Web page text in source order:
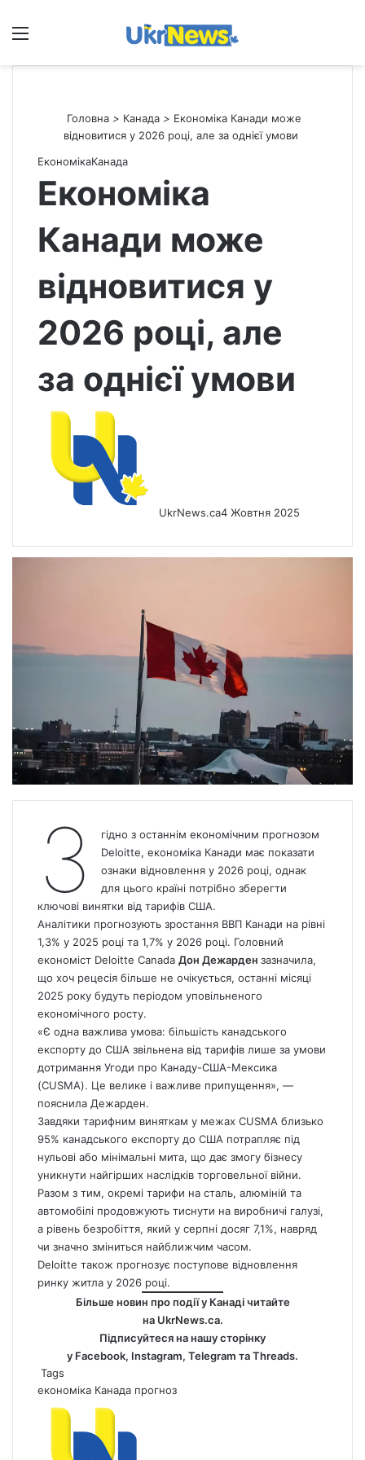
Меню
Головна > Канада > Економіка Канади може
відновитися у 2026 році, але за однієї умови
ЕкономікаКанада
Економіка
Канади може
відновитися у
2026 році, але
за однієї умови
UkrNews.ca4 Жовтня 2025
З
гідно з останнім економічним прогнозом
Deloitte, економіка Канади має показати
ознаки відновлення у 2026 році, однак
для цього країні потрібно зберегти
ключові винятки від тарифів США.
Аналітики прогнозують зростання ВВП Канади на рівні
1,3% у 2025 році та 1,7% у 2026 році. Головний
економіст Deloitte Canada Дон Дежарден зазначила,
що хоч рецесія більше не очікується, останні місяці
2025 року будуть періодом уповільненого
економічного росту.
«Є одна важлива умова: більшість канадського
експорту до США звільнена від тарифів лише за умови
дотримання Угоди про Канаду-США-Мексика
(CUSMA). Це велике і важливе припущення», —
пояснила Дежарден.
Завдяки тарифним виняткам у межах CUSMA близько
95% канадського експорту до США потрапляє під
нульові або мінімальні мита, що дає змогу бізнесу
уникнути найгірших наслідків торговельної війни.
Разом з тим, окремі тарифи на сталь, алюміній та
автомобілі продовжують тиснути на виробничі галузі,
а рівень безробіття, який у серпні досяг 7,1%, навряд
чи значно зміниться найближчим часом.
Deloitte також прогнозує поступове відновлення
ринку житла у 2026 році.
Більше новин про події у Канаді читайте
на UkrNews.ca.
Підписуйтеся на нашу сторінку
у Facebook, Instagram, Telegram таThreads.
Tags
економіка Канада прогноз